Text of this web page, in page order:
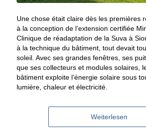
Une chose était claire dès les premières
à la conception de l’extension certifiée
Clinique de réadaptation de la Suva à
à la technique du bâtiment, tout devait
soleil. Avec ses grandes fenêtres, ses
que ses collecteurs et modules solaires,
bâtiment exploite l’énergie solaire sous
lumière, chaleur et électricité.
Weiterlesen